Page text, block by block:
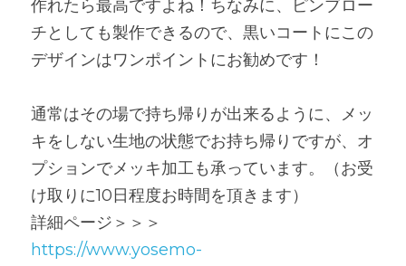
作れたら最高ですよね！ちなみに、ピンブロー
チとしても製作できるので、黒いコートにこの
デザインはワンポイントにお勧めです！
通常はその場で持ち帰りが出来るように、メッ
キをしない生地の状態でお持ち帰りですが、オ
プションでメッキ加工も承っています。（お受
け取りに10日程度お時間を頂きます）
詳細ページ＞＞＞
https://www.yosemo-